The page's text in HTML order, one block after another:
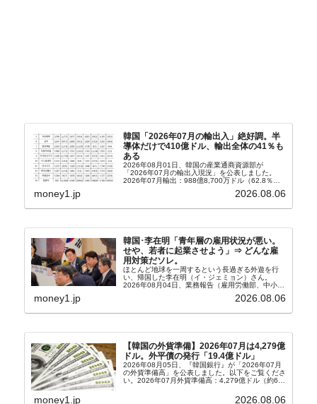
韓国「2026年07月の輸出入」絶好調。半
導体だけで410億ドル、輸出全体の41％も
ある
2026年08月01日、韓国の産業通商資源部が
「2026年07月の輸出入現況」を公表しました。
2026年07月輸出：988億8,700万ドル（62.8％）
money1.jp 2026.08.06
韓国･李在明「青年層の雇用状況が悪い。
せや、若者に起業させよう」⇒ どんな雇
用対策だソレ。
ほとんど地球を一周するという長過ぎる外遊を行
い、帰国した李在明（イ・ジェミョン）さん。
2026年08月04日、業務報告（雇用労働部、中小ベ
ンチャー企業部、公正取引委員会）を主催。この席
上、韓国大統領に成りおおせた李在明（イ・ジェミ
money1.jp 2026.08.06
【韓国の外貨準備】2026年07月は4,279億
ドル。外平債の発行「19.4億ドル」
2026年08月05日、『韓国銀行』が「2026年07月
の外貨準備高」を公表しました。以下をご覧くださ
い。2026年07月外貨準備高：4,279億ドル（約67
money1.jp 2026.08.06